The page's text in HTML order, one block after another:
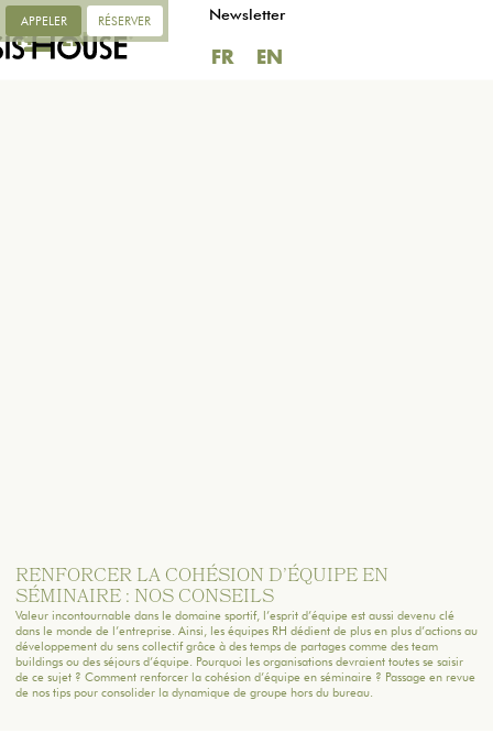
Newsletter
FR EN
FR EN
APPELER RÉSERVER
RENFORCER LA COHÉSION D’ÉQUIPE EN
SÉMINAIRE : NOS CONSEILS
Valeur incontournable dans le domaine sportif, l’esprit d’équipe est aussi devenu clé
dans le monde de l’entreprise. Ainsi, les équipes RH dédient de plus en plus d’actions au
développement du sens collectif grâce à des temps de partages comme des team
buildings ou des séjours d’équipe. Pourquoi les organisations devraient toutes se saisir
de ce sujet ? Comment renforcer la cohésion d’équipe en séminaire ? Passage en revue
de nos tips pour consolider la dynamique de groupe hors du bureau.